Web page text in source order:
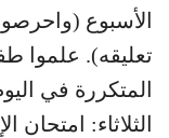
الأسبوع
تعليقه). علموا
المتكررة في
الثلاثاء: امتحان